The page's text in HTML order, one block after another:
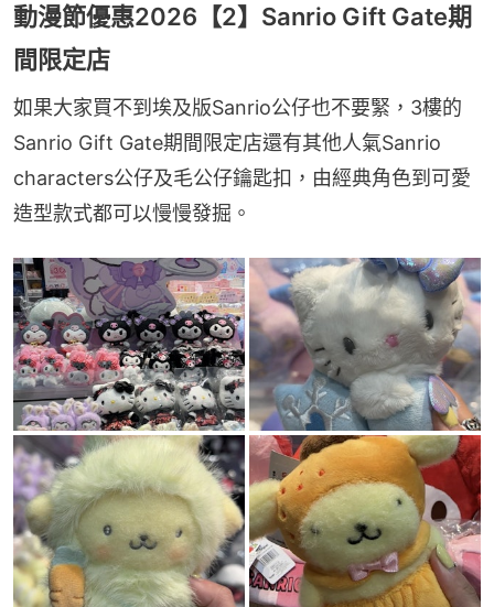
動漫節優惠2026【2】Sanrio Gift Gate期
間限定店
如果大家買不到埃及版Sanrio公仔也不要緊，3樓的
Sanrio Gift Gate期間限定店還有其他人氣Sanrio
characters公仔及毛公仔鑰匙扣，由經典角色到可愛
造型款式都可以慢慢發掘。